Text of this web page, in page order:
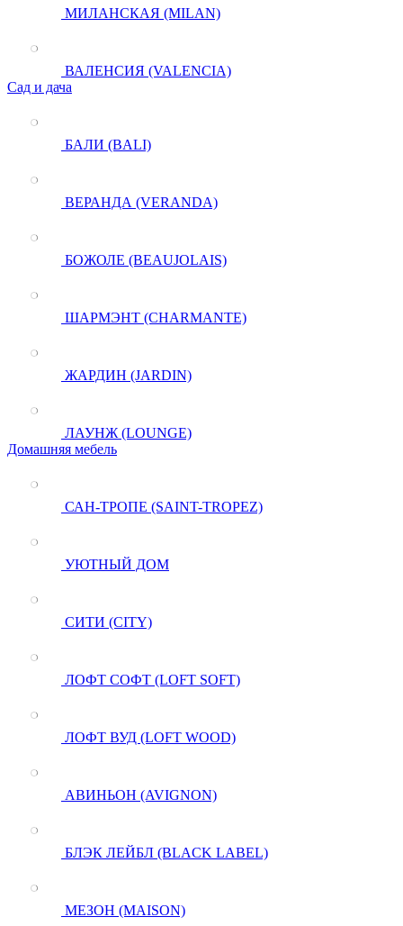
МИЛАНСКАЯ (MILAN)
ВАЛЕНСИЯ (VALENCIA)
Сад и дача
БАЛИ (BALI)
ВЕРАНДА (VERANDA)
БОЖОЛЕ (BEAUJOLAIS)
ШАРМЭНТ (CHARMANTE)
ЖАРДИН (JARDIN)
ЛАУНЖ (LOUNGE)
Домашняя мебель
САН-ТРОПЕ (SAINT-TROPEZ)
УЮТНЫЙ ДОМ
СИТИ (CITY)
ЛОФТ СОФТ (LOFT SOFT)
ЛОФТ ВУД (LOFT WOOD)
АВИНЬОН (AVIGNON)
БЛЭК ЛЕЙБЛ (BLACK LABEL)
МЕЗОН (MAISON)